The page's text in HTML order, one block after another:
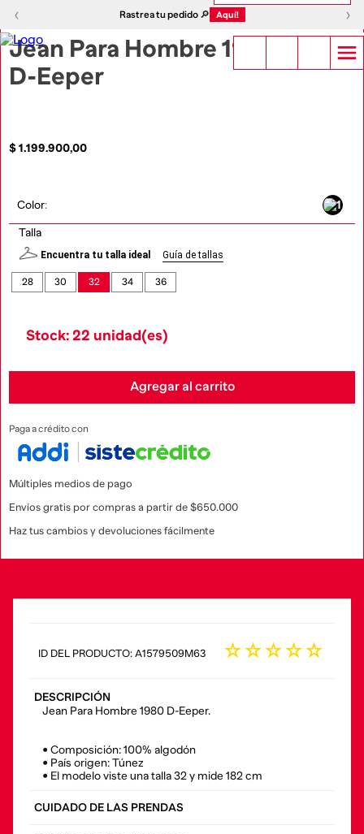
‹ Rastrea tu pedido 🔎 Aquí! ›
‹ ›
Jean Para Hombre 1980
D-Eeper
$1.199.900,00
Color:
Talla
Encuentra tu talla ideal Guía de tallas
28 30 32 34 36
Stock: 22 unidad(es)
Agregar al carrito
Paga a crédito con
Múltiples medios de pago
Envíos gratis por compras a partir de $650.000
Haz tus cambios y devoluciones fácilmente
: A1579509M63 ☆☆☆☆☆
DESCRIPCIÓN
Jean Para Hombre 1980 D-Eeper.
• Composición: 100% algodón
• País origen: Túnez
• El modelo viste una talla 32 y mide 182 cm
CUIDADO DE LAS PRENDAS